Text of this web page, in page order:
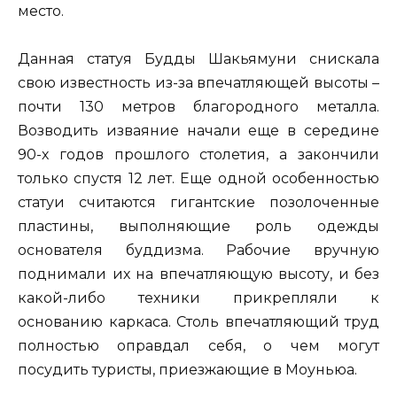
место.
Данная статуя Будды Шакьямуни снискала
свою известность из-за впечатляющей высоты –
почти 130 метров благородного металла.
Возводить изваяние начали еще в середине
90-х годов прошлого столетия, а закончили
только спустя 12 лет. Еще одной особенностью
статуи считаются гигантские позолоченные
пластины, выполняющие роль одежды
основателя буддизма. Рабочие вручную
поднимали их на впечатляющую высоту, и без
какой-либо техники прикрепляли к
основанию каркаса. Столь впечатляющий труд
полностью оправдал себя, о чем могут
посудить туристы, приезжающие в Моуньюа.